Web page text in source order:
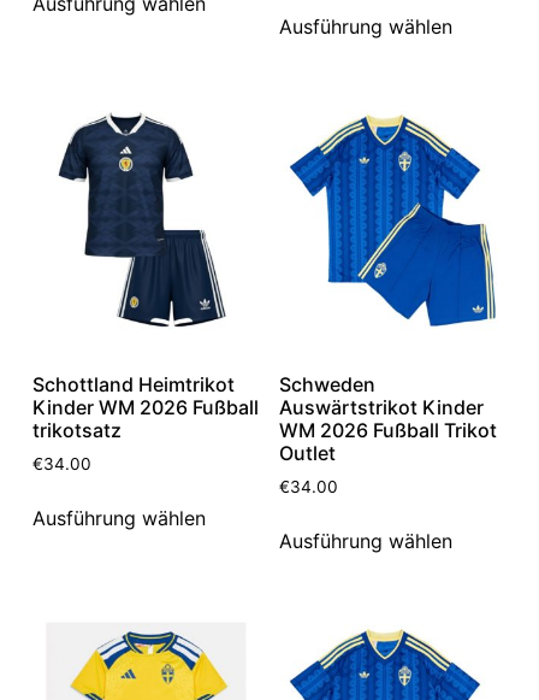
Ausführung wählen
Schottland Heimtrikot
Kinder WM 2026 Fußball
trikotsatz
€34.00
Ausführung wählen
Schweden
Auswärtstrikot Kinder
WM 2026 Fußball Trikot
Outlet
€34.00
Ausführung wählen